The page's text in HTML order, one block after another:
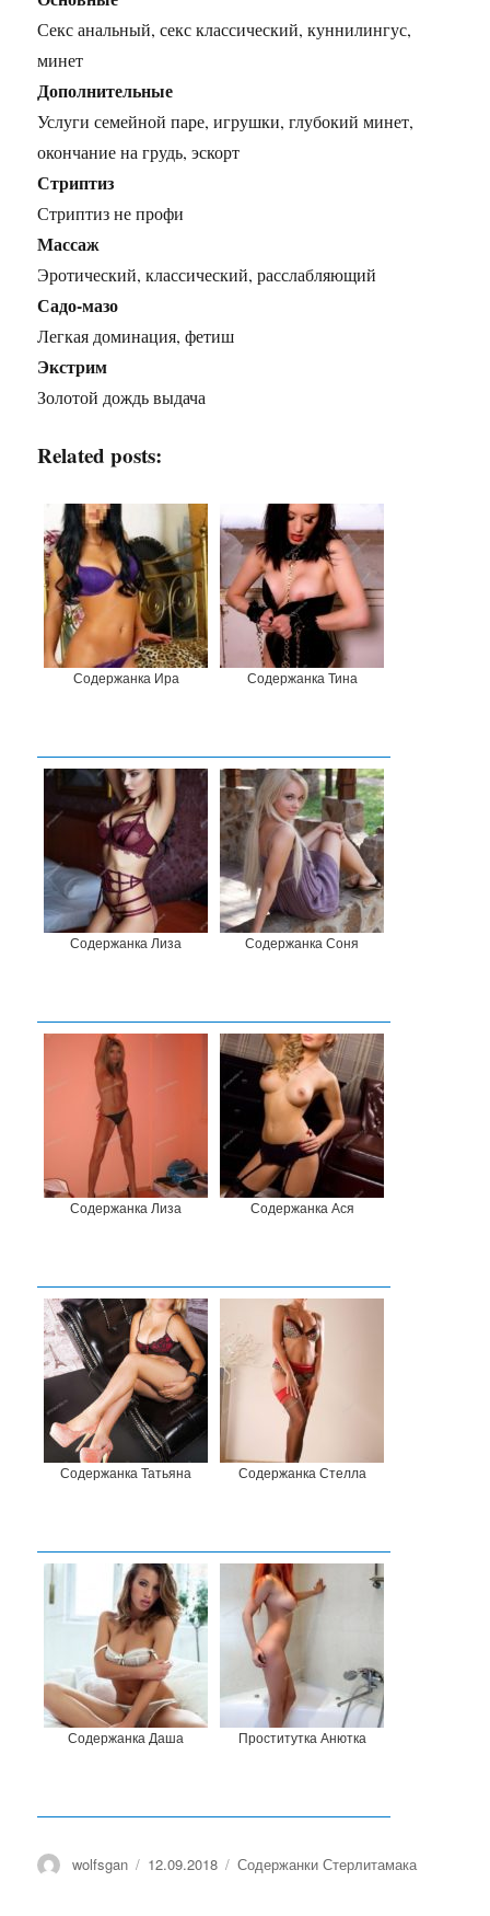
Секс анальный, секс классический, куннилингус,
минет
Дополнительные
Услуги семейной паре, игрушки, глубокий минет,
окончание на грудь, эскорт
Стриптиз
Стриптиз не профи
Массаж
Эротический, классический, расслабляющий
Садо-мазо
Легкая доминация, фетиш
Экстрим
Золотой дождь выдача
Related posts:
Содержанка Ира Содержанка Тина
Содержанка Лиза Содержанка Соня
Содержанка Лиза Содержанка Ася
Содержанка Татьяна Содержанка Стелла
Содержанка Даша Проститутка Анютка
Автор
wolfsgan Опубликовано
12.09.2018 Рубрики
Содержанки Стерлитамака